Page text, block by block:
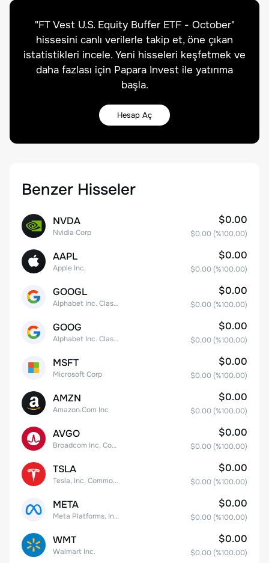
"FT Vest U.S. Equity Buffer ETF - October"
hissesini canlı verilerle takip et, öne çıkan
istatistikleri incele. Yeni hisseleri keşfetmek ve
daha fazlası için Papara Invest ile yatırıma
başla.
Hesap Aç
Benzer Hisseler
NVDA
Nvidia Corp
$0.00
$0.00 (%100.00)
AAPL
Apple Inc.
$0.00
$0.00 (%100.00)
GOOGL
Alphabet Inc. Class A Common Stock
$0.00
$0.00 (%100.00)
GOOG
Alphabet Inc. Class C Capital Stock
$0.00
$0.00 (%100.00)
MSFT
Microsoft Corp
$0.00
$0.00 (%100.00)
AMZN
Amazon.Com Inc
$0.00
$0.00 (%100.00)
AVGO
Broadcom Inc. Common Stock
$0.00
$0.00 (%100.00)
TSLA
Tesla, Inc. Common Stock
$0.00
$0.00 (%100.00)
META
Meta Platforms, Inc. Class A Common Stock
$0.00
$0.00 (%100.00)
WMT
Walmart Inc.
$0.00
$0.00 (%100.00)